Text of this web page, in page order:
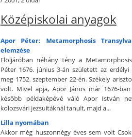
Középiskolai anyagok
Apor Péter: Metamorphosis
elemzése
Elöljáróban néhány tény a
Péter 1676. június 3-án született az
meg 1752. szeptember 22-én. Székely
volt. Mivel apja, Apor János már 1676-
később példaképévé váló Apor István
kolozsvári jezsuitáknál tanult, majd a...
Lilla nyomában
Akkor még huszonnégy éves sem volt